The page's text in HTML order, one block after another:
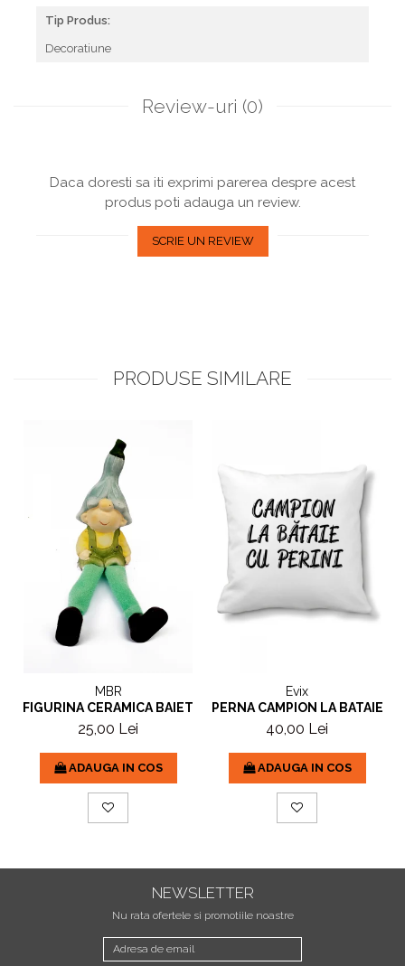
Tip Produs:
Decoratiune
Review-uri (0)
Daca doresti sa iti exprimi parerea despre acest
produs poti adauga un review.
SCRIE UN REVIEW
PRODUSE SIMILARE
MBR
FIGURINA CERAMICA BAIETEL FLOARE
25,00 Lei
ADAUGA IN COS
Evix
PERNA CAMPION LA BATAIE
40,00 Lei
ADAUGA IN COS
NEWSLETTER
Nu rata ofertele si promotiile noastre